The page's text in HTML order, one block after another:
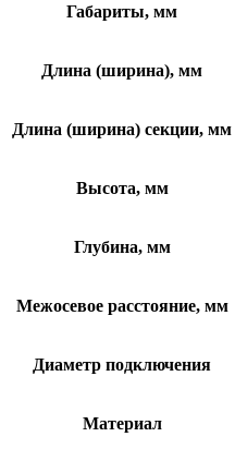
Габариты, мм
Длина (ширина), мм
Длина (ширина) секции, мм
Высота, мм
Глубина, мм
Межосевое расстояние, мм
Диаметр подключения
Материал